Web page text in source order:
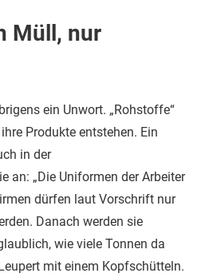
Müll, nur
ein Unwort. „Rohstoffe“
Produkte entstehen. Ein
in der
an: „Die Uniformen der Arbeiter
dürfen laut Vorschrift nur
Danach werden sie
wie viele Tonnen da
mit einem Kopfschütteln.